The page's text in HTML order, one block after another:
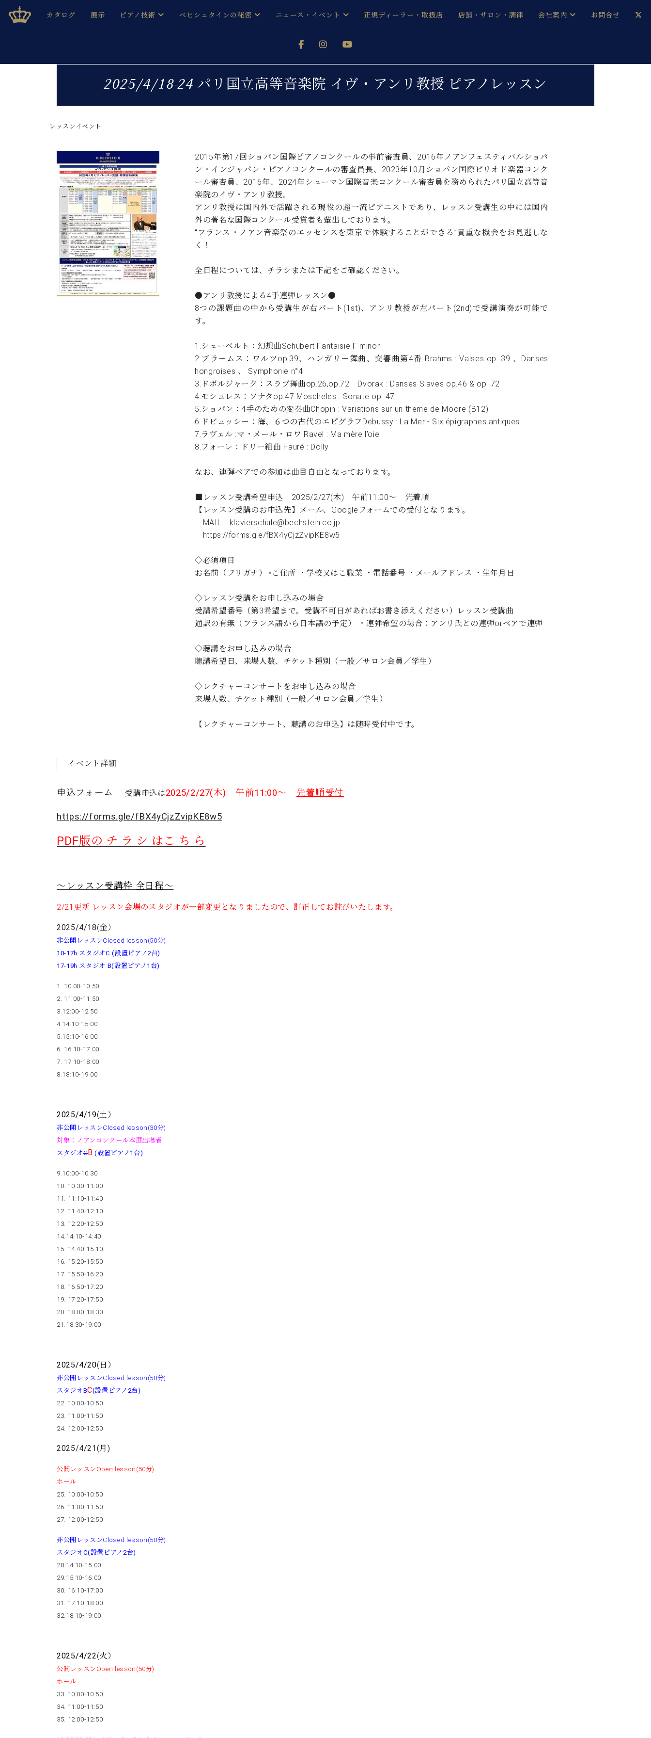
ベヒシュタインジャパン公式サイト
BECHSTEIN JAPAN Official Site
カタログ
C.ベヒシュタイン コンサート/C.ベヒシュタイン レジデンス
C.ベヒシュタイン コンサート
グランドピアノ
C.ベヒシュタイン コンサート
アップライトピアノ
アップライトピアノ
C.ベヒシュタイン アカデミー
W.ホフマン プロフェッショナル
C.BECHSTEIN Digital(ベヒシュタイン デジタル)
展示 ピアノ技術
音色とタッチ
ベヒシュタインの秘密
ブランドヒストリー
ベヒシュタインを弾く前に
ベヒシュタイン・シューレ
納入実績 ホール・スタジオ
納入実績 音楽教室
ニュース・イベント
メルマガ会員登録ご案内
各店舗からのお知らせ
(入荷情報等)
コンサート
レッスンイベント
代理店主催イベント
正規ディーラー・取扱店 店舗・サロン・調律
ベヒシュタイン・シューレ音楽教室
ホール・スタジオレンタル
ホール・スタジオ空き状況
動画収録サービス
ピアノのコンシェルジュ
セントラム東京のご案内(PDF)
お問い合わせ
スタッフご挨拶
展示情報【ユーロピアノ特選中古】
イベント情報
アクセス
お問い合わせ
アーティストカスタマーサービス(調律)
会社案内 お問合せ
2025/4/18-24 パリ国立高等音楽院 イヴ・アンリ教授 ピアノレッスン
レッスンイベント
2015年第17回ショパン国際ピアノコンクールの事前審査員、2016年ノアンフェスティバルショパ
ン・インジャパン・ピアノコンクールの審査員長、2023年10月ショパン国際ピリオド楽器コンク
ール審杏員、2016年、2024年シューマン国際音楽コンクール審杏員を務められたパリ国立高等音
楽院のイヴ・アンリ教授。
アンリ教授は国内外で活躍される現役の超一流ピアニストであり、レッスン受講生の中には国内
外の著名な国際コンクール受賞者も輩出しております。
“フランス・ノアン音楽祭のエッセンスを東京で体験することができる”貴重な機会をお見逃しな
く！
全日程については、チラシまたは下記をご確認ください。
●アンリ教授による4手連弾レッスン●
8つの課題曲の中から受講生が右パート(1st)、アンリ教授が左パート(2nd)で受講演奏が可能で
す。
1.シューベルト：幻想曲Schubert Fantaisie F minor
2.ブラームス：ワルツop.39、ハンガリー舞曲、交響曲第4番 Brahms : Valses op. 39 、Danses
hongroises 、 Symphonie n°4
3.ドボルジャーク：スラブ舞曲op.26,op.72 Dvorak : Danses Slaves op.46 & op. 72
4.モシュレス：ソナタop.47 Moscheles : Sonate op. 47
5.ショパン：4手のための変奏曲Chopin : Variations sur un theme de Moore (B12)
6.ドビュッシー：海、６つの古代のエピグラフDebussy : La Mer - Six épigraphes antiques
7.ラヴェル :マ・メール・ロワ Ravel : Ma mère l’oie
8.フォーレ：ドリー組曲 Fauré : Dolly
なお、連弾ペアでの参加は曲目自由となっております。
■レッスン受講希望申込 2025/2/27(木) 午前11:00～ 先着順
【レッスン受講のお申込先】メール、Googleフォームでの受付となります。
MAIL klavierschule@bechstein.co.jp
https://forms.gle/fBX4yCjzZvipKE8w5
◇必須項目
お名前（フリガナ） •こ住所 ・学校又はこ職業 ・電話番号 ・メールアドレス ・生年月日
◇レッスン受講をお申し込みの場合
受講希望番号（第3希望まで。受講不可日があればお書き添えください）レッスン受講曲
通訳の有無（フランス語から日本語の予定） ・連弾希望の場合：アンリ氏との連弾orペアで連弾
◇聴講をお申し込みの場合
聴講希望日、来場人数、チケット種別（一般／サロン会員／学生）
◇レクチャーコンサートをお申し込みの場合
来場人数、チケット種別（一般／サロン会員／学生）
【レクチャーコンサート、聴講のお申込】は随時受付中です。
イベント詳細
申込フォーム 受講申込は2025/2/27(木) 午前11:00～ 先着順受付
https://forms.gle/fBX4yCjzZvipKE8w5
PDF版の チ ラ シ はこ ち ら
～レッスン受講枠 全日程～
2/21更新 レッスン会場のスタジオが一部変更となりましたので、訂正してお詫びいたします。
2025/4/18(金）
非公開レッスンClosed lesson(50分)
10-17h スタジオC (設置ピアノ2台)
17-19h スタジオ B(設置ピアノ1台)
1. 10:00-10:50
2. 11:00-11:50
3.12:00-12:50
4.14:10-15:00
5.15:10-16:00
6. 16:10-17:00
7. 17:10-18:00
8.18:10-19:00
2025/4/19(土）
非公開レッスンClosed lesson(30分)
対象：ノアンコンクール本選出場者
スタジオCB (設置ピアノ1台)
9.10:00-10:30
10. 10:30-11:00
11. 11:10-11:40
12. 11:40-12:10
13. 12:20-12:50
14.14:10-14:40
15. 14:40-15:10
16. 15:20-15:50
17. 15:50-16:20
18. 16:50-17:20
19. 17:20-17:50
20. 18:00-18:30
21.18:30-19:00
2025/4/20(日）
非公開レッスンClosed lesson(50分)
スタジオBC(設置ピアノ2台)
22. 10:00-10:50
23. 11:00-11:50
24. 12:00-12:50
2025/4/21(月)
公開レッスンOpen lesson(50分)
ホール
25. 10:00-10:50
26. 11:00-11:50
27. 12:00-12:50
非公開レッスンClosed lesson(50分)
スタジオC(設置ピアノ2台)
28.14:10-15:00
29.15:10-16:00
30. 16:10-17:00
31. 17:10-18:00
32.18:10-19:00
2025/4/22(火）
公開レッスンOpen lesson(50分)
ホール
33. 10:00-10:50
34. 11:00-11:50
35. 12:00-12:50